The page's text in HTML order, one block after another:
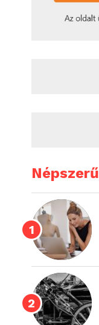
Népszerű